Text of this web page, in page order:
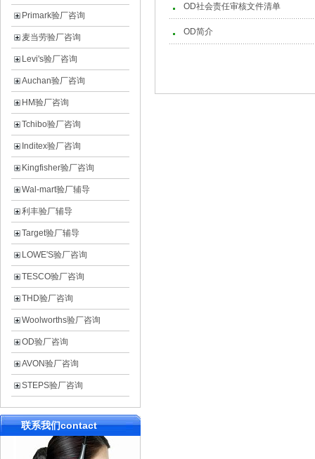
Primark验厂咨询
麦当劳验厂咨询
Levi's验厂咨询
Auchan验厂咨询
HM验厂咨询
Tchibo验厂咨询
Inditex验厂咨询
Kingfisher验厂咨询
Wal-mart验厂辅导
利丰验厂辅导
Target验厂辅导
LOWE'S验厂咨询
TESCO验厂咨询
THD验厂咨询
Woolworths验厂咨询
OD验厂咨询
AVON验厂咨询
STEPS验厂咨询
联系我们contact
OD社会责任审核文件清单
OD简介